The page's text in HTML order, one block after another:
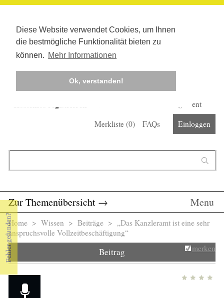
Diese Website verwendet Cookies, um Ihnen
die bestmögliche Funktionalität bieten zu
können. Mehr Informationen
Ok, verstanden!
Kostenlos registrieren
Corona-Management
Merkliste (0) FAQs Einloggen
Zur Themenübersicht → Menu
Sie sind hier
Home > Wissen > Beiträge > „Das Kanzleramt ist eine sehr
anspruchsvolle Vollzeitbeschäftigung“
Beitrag merken